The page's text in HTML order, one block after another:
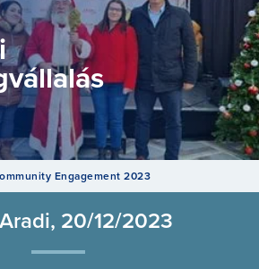
Engagement 2023
20/12/2023